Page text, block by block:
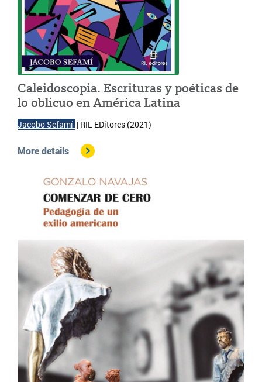
Caleidoscopia. Escrituras y poéticas de
lo oblicuo en América Latina
Jacobo Sefamí | RIL EDitores (2021)
More details